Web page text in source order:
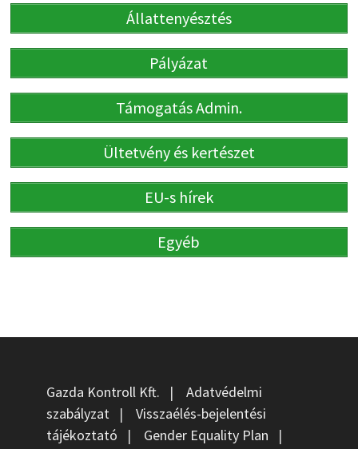
Állattenyésztés
Pályázat
Támogatás Admin.
Ültetvény és kertészet
EU-s hírek
Egyéb
Gazda Kontroll Kft. | Adatvédelmi
szabályzat| Visszaélés-bejelentési
tájékoztató | Gender Equality Plan |